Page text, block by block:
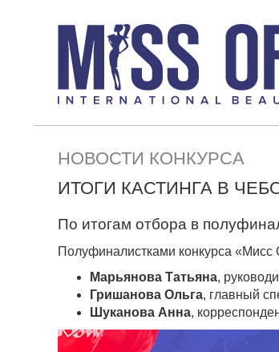
НОВОСТИ КОНКУРСА
ИТОГИ КАСТИНГА В
По итогам отбора в
Полуфиналистками конкурса «Мисс
Марьянова Татьяна,
Гришанова Ольга, главный
Шуканова Анна,